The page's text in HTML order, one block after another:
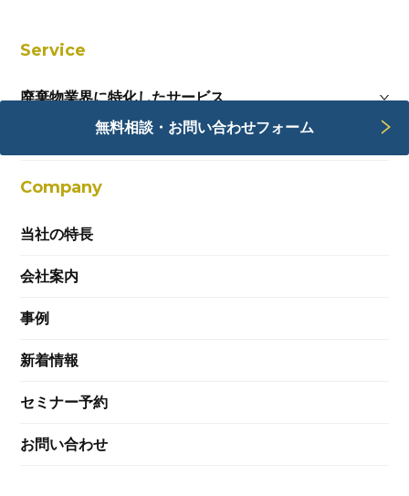
無料相談・お問い合わせフォーム
Service
廃棄物業界に特化したサービス
Webサービス
Company
当社の特長
会社案内
事例
新着情報
セミナー予約
お問い合わせ